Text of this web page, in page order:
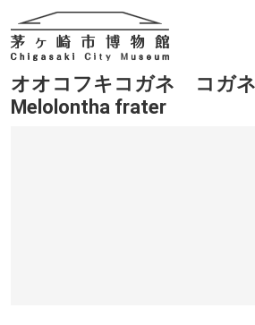
オオコフキコガネ コガ
Melolontha frater